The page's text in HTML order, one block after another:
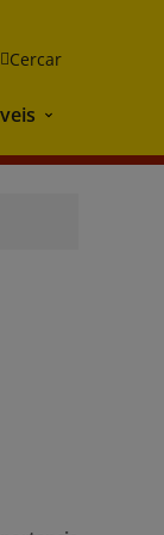
Cercar
Serveis